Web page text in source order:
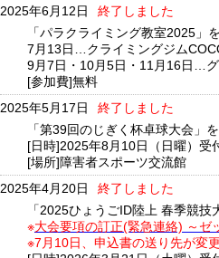
2025年6月12日
終了しました
「パラクライミング教室2025」
7月13日…クライミングジム
9月7日・10月5日・11月16日…
[参加費]無料
2025年5月17日
終了しました
「第39回のじぎく杯卓球大会」
[日時]2025年8月10日（日曜）受
[場所]障害者スポーツ交流館
2025年4月20日
終了しました
「2025ひょうごID陸上 春季競
※大会要項の訂正(緊急連絡) ～ゼ
※7月10日、申込書の送り先が変